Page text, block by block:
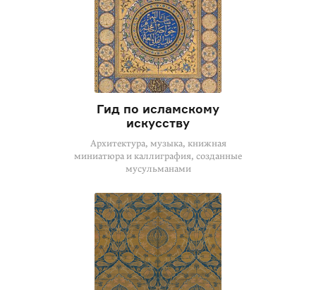
Гид по исламскому
искусству
Архитектура, музыка, книжная
миниатюра и каллиграфия, созданные
мусульманами